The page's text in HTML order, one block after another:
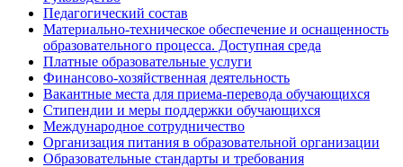
Педагогический состав
Материально-техническое обеспечение и оснащенность
образовательного процесса. Доступная среда
Платные образовательные услуги
Финансово-хозяйственная деятельность
Вакантные места для приема-перевода обучающихся
Стипендии и меры поддержки обучающихся
Международное сотрудничество
Организация питания в образовательной организации
Образовательные стандарты и требования